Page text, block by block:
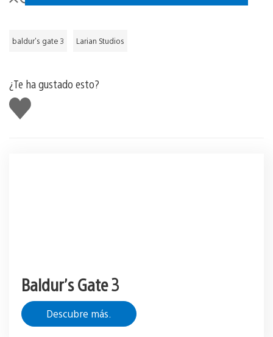
baldur's gate 3 Larian Studios
¿Te ha gustado esto?
Me
gusta
esto
Baldur’s Gate 3
Descubre más.